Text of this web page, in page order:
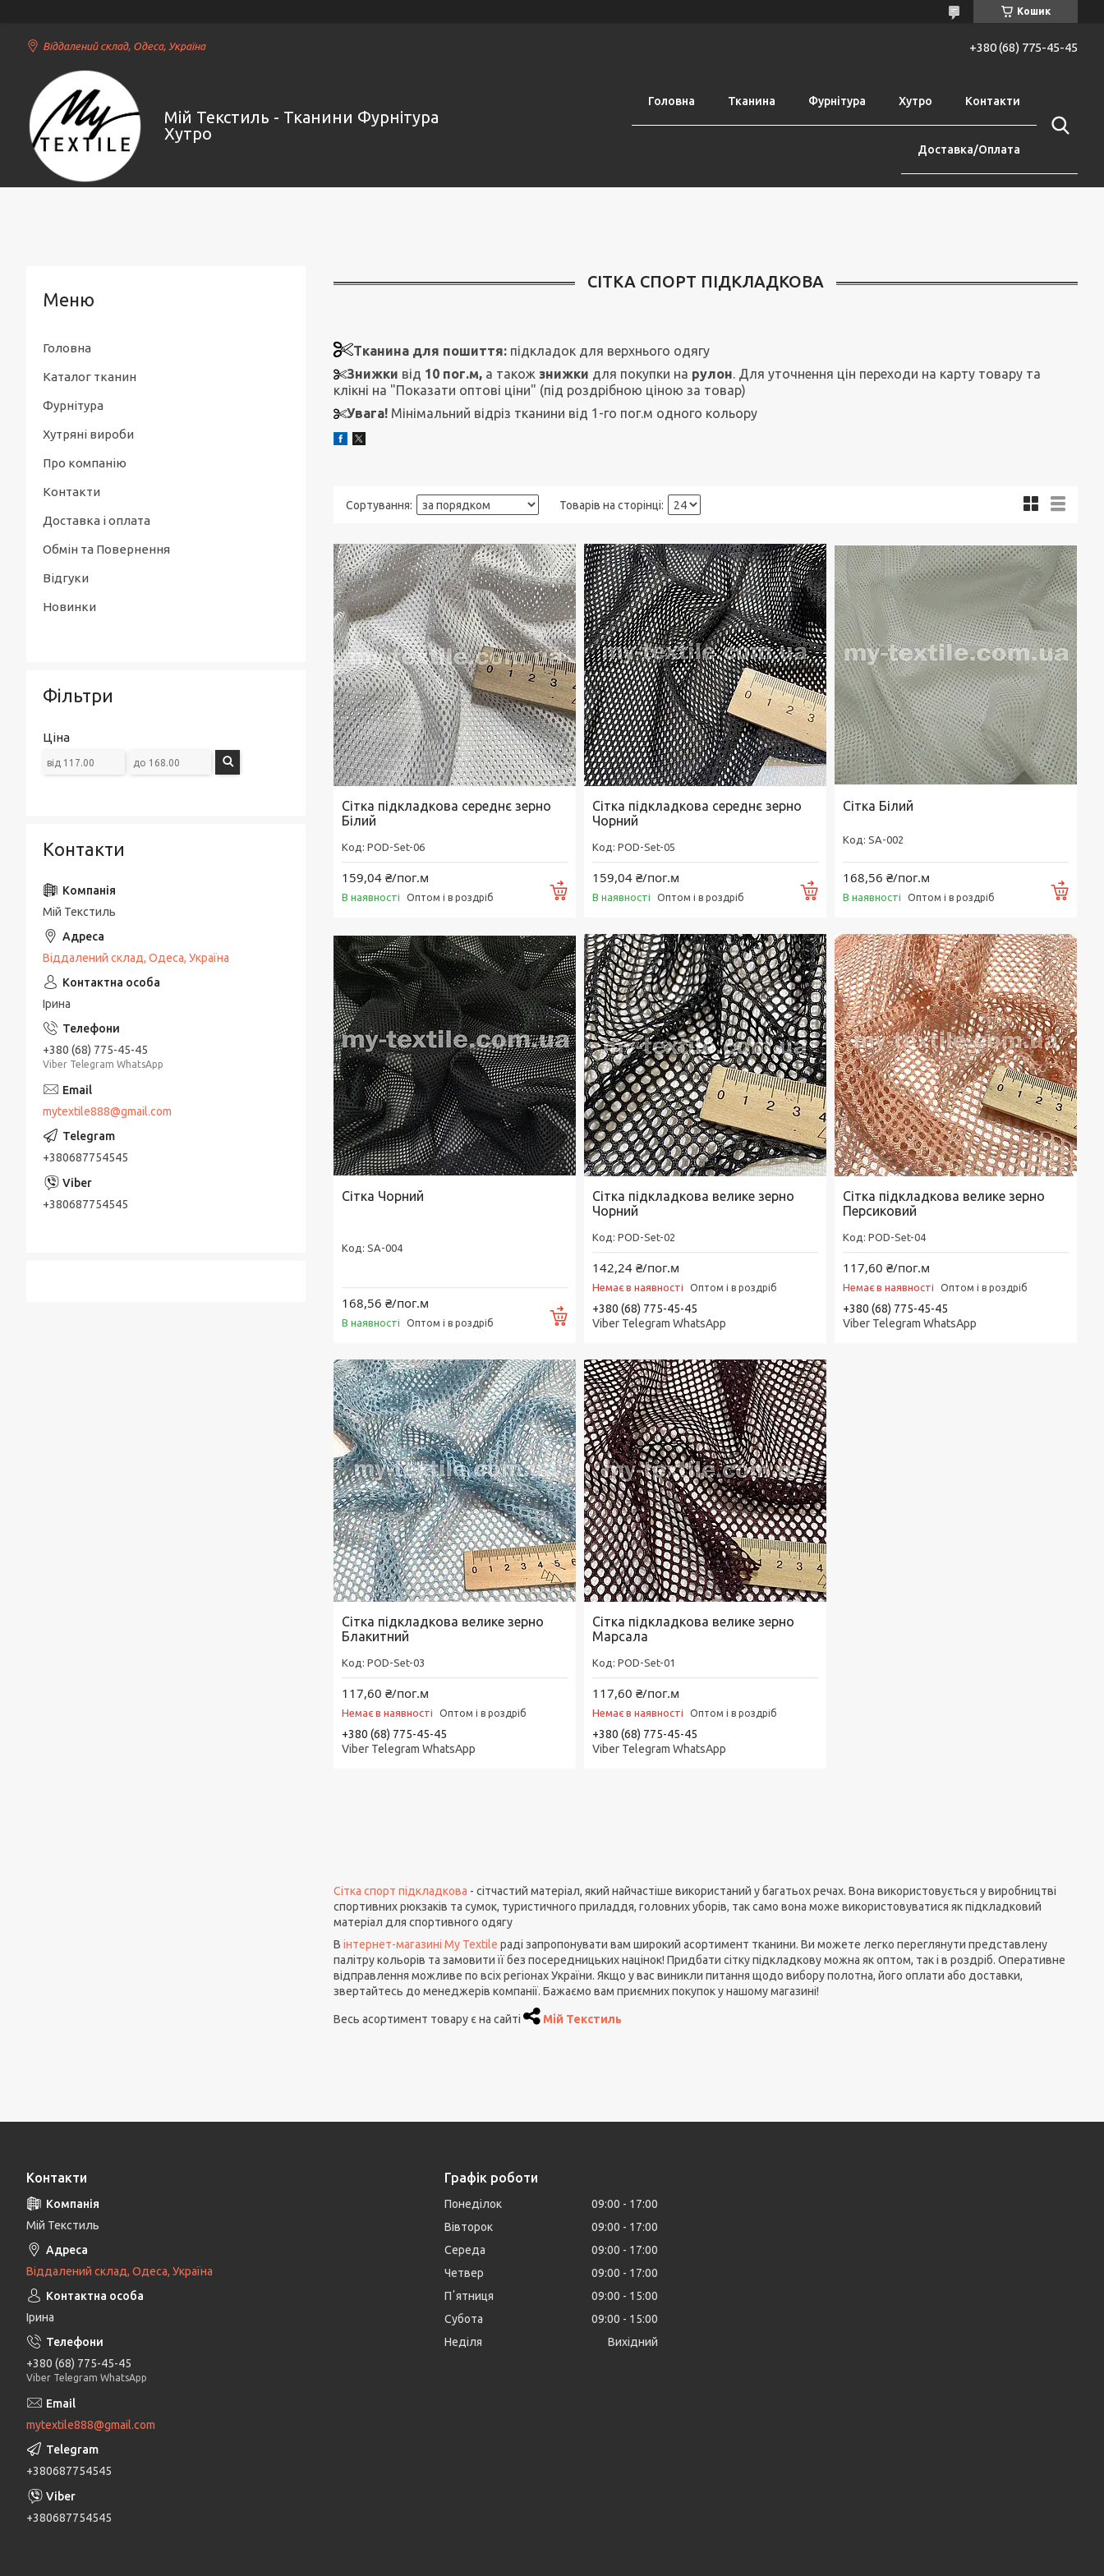
Кошик
Віддалений склад, Одеса, Україна +380 (68) 775-45-45
Мій Текстиль - Тканини Фурнітура
Хутро
Головна Тканина Фурнітура Хутро Контакти
Доставка/Оплата
СІТКА СПОРТ ПІДКЛАДКОВА
Тканина для пошиття: підкладок для верхнього одягу
Знижки від 10 пог.м, а також знижки для покупки на рулон. Для уточнення цін переходи на карту товару та
клікні на "Показати оптові ціни" (під роздрібною ціною за товар)
Увага! Мінімальний відріз тканини від 1-го пог.м одного кольору
Сітка підкладкова середнє зерно
Білий
POD-Set-06
159,04 ₴/пог.м
В наявності Оптом і в роздріб Купити
Сітка підкладкова середнє зерно
Чорний
POD-Set-05
159,04 ₴/пог.м
В наявності Оптом і в роздріб Купити
Сітка Білий
SA-002
168,56 ₴/пог.м
В наявності Оптом і в роздріб
Сітка Чорний
SA-004
168,56 ₴/пог.м
В наявності Оптом і в роздріб Купити
Сітка підкладкова велике зерно
Чорний
POD-Set-02
142,24 ₴/пог.м
Немає в наявності Оптом і в роздріб
+380 (68) 775-45-45
Viber Telegram WhatsApp
Сітка підкладкова велике зерно
Персиковий
POD-Set-04
117,60 ₴/пог.м
Немає в наявності Оптом і в роздріб
+380 (68) 775-45-45
Viber Telegram WhatsApp
Сітка підкладкова велике зерно
Блакитний
POD-Set-03
117,60 ₴/пог.м
Немає в наявності Оптом і в роздріб
+380 (68) 775-45-45
Viber Telegram WhatsApp
Сітка підкладкова велике зерно
Марсала
POD-Set-01
117,60 ₴/пог.м
Немає в наявності Оптом і в роздріб
+380 (68) 775-45-45
Viber Telegram WhatsApp
Сітка спорт підкладкова - сітчастий матеріал, який найчастіше використаний у багатьох речах. Вона використовується у виробництві
спортивних рюкзаків та сумок, туристичного приладдя, головних уборів, так само вона може використовуватися як підкладковий
матеріал для спортивного одягу
В інтернет-магазині My Textile раді запропонувати вам широкий асортимент тканини. Ви можете легко переглянути представлену
палітру кольорів та замовити її без посередницьких націнок! Придбати сітку підкладкову можна як оптом, так і в роздріб. Оперативне
відправлення можливе по всіх регіонах України. Якщо у вас виникли питання щодо вибору полотна, його оплати або доставки,
звертайтесь до менеджерів компанії. Бажаємо вам приємних покупок у нашому магазині!
Весь асортимент товару є на сайті Мій Текстиль
Головна
Каталог тканин
Фурнітура
Хутряні вироби
Про компанію
Контакти
Доставка і оплата
Обмін та Повернення
Відгуки
Новинки
Фільтри
Ціна
Контакти
Мій Текстиль
Віддалений склад, Одеса, Україна
Ірина
+380 (68) 775-45-45
Viber Telegram WhatsApp
mytextile888@gmail.com
+380687754545
+380687754545
Контакти
Мій Текстиль
Віддалений склад, Одеса, Україна
Ірина
+380 (68) 775-45-45
Viber Telegram WhatsApp
mytextile888@gmail.com
+380687754545
+380687754545
Графік роботи
Понеділок 09:00
17:00
Вівторок
09:00
17:00
Середа
09:00
17:00
Четвер
09:00
17:00
Пʼятниця
09:00
15:00
Субота
09:00
15:00
Неділя
Вихідний